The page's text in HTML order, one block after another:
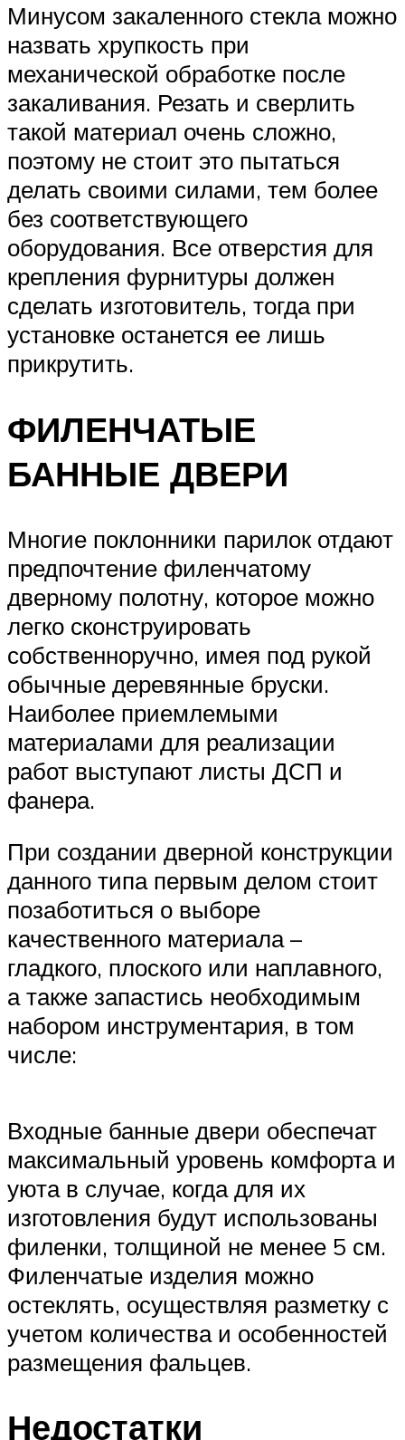
Минусом закаленного стекла можно
назвать хрупкость при
механической обработке после
закаливания. Резать и сверлить
такой материал очень сложно,
поэтому не стоит это пытаться
делать своими силами, тем более
без соответствующего
оборудования. Все отверстия для
крепления фурнитуры должен
сделать изготовитель, тогда при
установке останется ее лишь
прикрутить.
ФИЛЕНЧАТЫЕ
БАННЫЕ ДВЕРИ
Многие поклонники парилок отдают
предпочтение филенчатому
дверному полотну, которое можно
легко сконструировать
собственноручно, имея под рукой
обычные деревянные бруски.
Наиболее приемлемыми
материалами для реализации
работ выступают листы ДСП и
фанера.
При создании дверной конструкции
данного типа первым делом стоит
позаботиться о выборе
качественного материала –
гладкого, плоского или наплавного,
а также запастись необходимым
набором инструментария, в том
числе:
Входные банные двери обеспечат
максимальный уровень комфорта и
уюта в случае, когда для их
изготовления будут использованы
филенки, толщиной не менее 5 см.
Филенчатые изделия можно
остеклять, осуществляя разметку с
учетом количества и особенностей
размещения фальцев.
Недостатки